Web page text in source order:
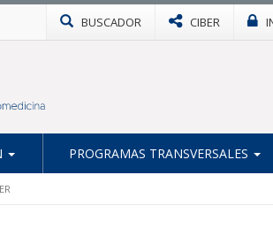
BUSCADOR CIBER
PROGRAMAS TRANSVERSALES